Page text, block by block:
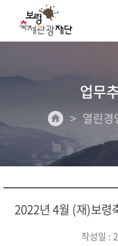
업무
열린경
2022년 4월 (재)보령
작성일 :